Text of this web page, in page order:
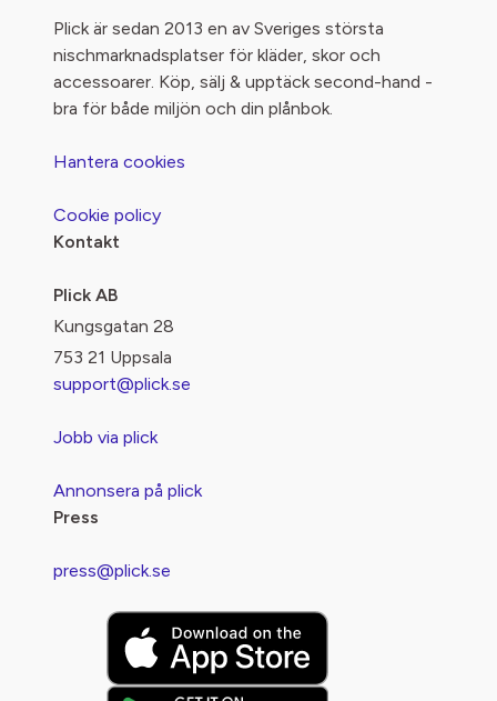
Plick är sedan 2013 en av Sveriges största
nischmarknadsplatser för kläder, skor och
accessoarer. Köp, sälj & upptäck second-hand -
bra för både miljön och din plånbok.
Hantera cookies
Cookie policy
Kontakt
Plick AB
Kungsgatan 28
753 21 Uppsala
support@plick.se
Jobb via plick
Annonsera på plick
Press
press@plick.se